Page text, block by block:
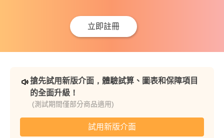
立即註冊
搶先試用新版介面，體驗試算、圖表和保障項目
的全面升級！
(測試期間僅部分商品適用)
試用新版介面